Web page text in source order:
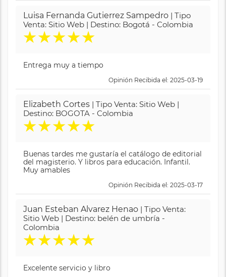
Luisa Fernanda Gutierrez Sampedro | Tipo
Venta: Sitio Web | Destino: Bogotá - Colombia
★★★★★
Entrega muy a tiempo
Opinión Recibida el: 2025-03-19
Elizabeth Cortes | Tipo Venta: Sitio Web |
Destino: BOGOTA - Colombia
★★★★★
Buenas tardes me gustaría el catálogo de editorial
del magisterio. Y libros para educación. Infantil.
Muy amables
Opinión Recibida el: 2025-03-17
Juan Esteban Alvarez Henao | Tipo Venta:
Sitio Web | Destino: belén de umbría -
Colombia
★★★★★
Excelente servicio y libro